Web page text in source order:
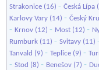
Strakonice (16) - Česká Lípa
Karlovy Vary (14) - Český
- Krnov (12) - Most (12) -
Rumburk (11) - Svitavy (11) -
Tanvald (9) - Teplice (9) -
- Stod (8) - Benešov (7) -